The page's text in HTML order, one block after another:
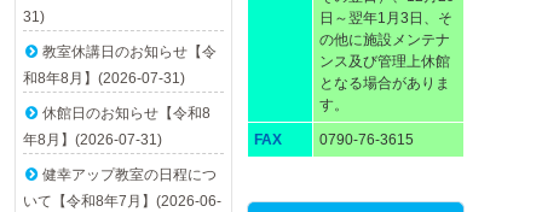
日～翌年1月3日、そ
の他に施設メンテナ
ンス及び管理上休館
となる場合がありま
す。
FAX 0790-76-3615
31)
教室休講日のお知らせ【令
和8年8月】(2026-07-31)
休館日のお知らせ【令和8
年8月】(2026-07-31)
健幸アップ教室の日程につ
いて【令和8年7月】(2026-06-